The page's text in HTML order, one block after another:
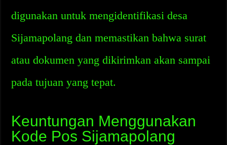
digunakan untuk mengidentifikasi desa
Sijamapolang dan memastikan bahwa surat
atau dokumen yang dikirimkan akan sampai
pada tujuan yang tepat.
Keuntungan Menggunakan
Kode Pos Sijamapolang